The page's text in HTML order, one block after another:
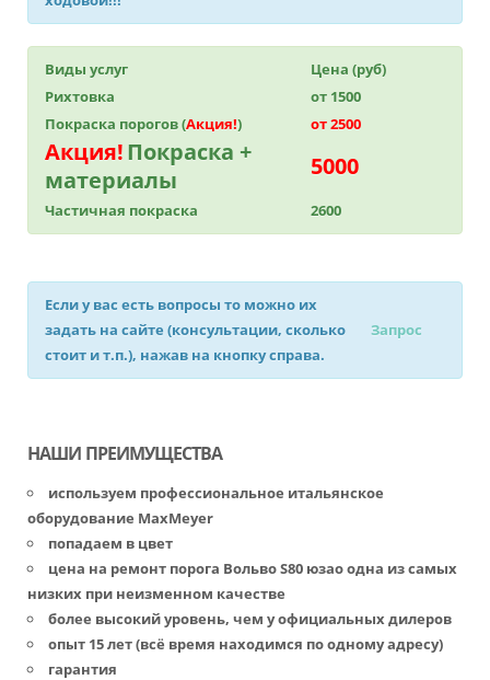
Виды услуг
Цена (руб)
Рихтовка
от 1500
Покраска порогов (Акция!) от 2500
Акция!Покраска +
материалы
5000
Частичная покраска 2600
Если у вас есть вопросы то можно их
задать на сайте (консультации, сколько
стоит и т.п.), нажав на кнопку справа.
Запрос
НАШИ ПРЕИМУЩЕСТВА
используем профессиональное итальянское
оборудование MaxMeyer
попадаем в цвет
цена на ремонт порога Вольво S80 юзао одна из самых
низких при неизменном качестве
более высокий уровень, чем у официальных дилеров
опыт 15 лет (всё время находимся по одному адресу)
гарантия